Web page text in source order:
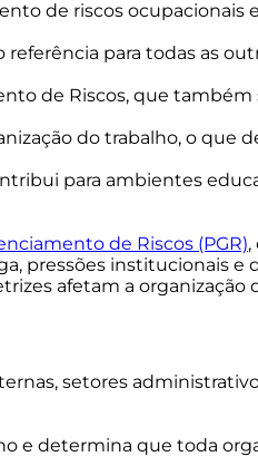
de riscos
para todas as
de Riscos, que também
do trabalho, o que
para ambientes
de Riscos (PGR),
pressões institucionais e
afetam a organização
setores
e determina que toda